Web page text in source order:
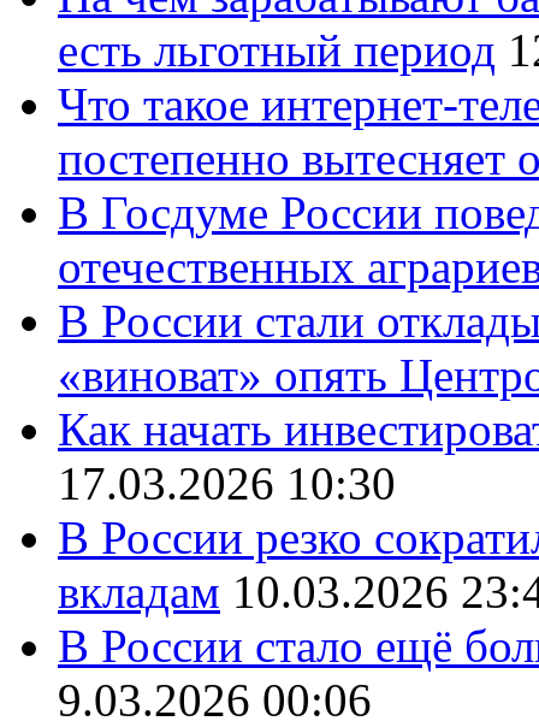
есть льготный период
Что такое интернет-
постепенно вытесняет
В Госдуме России
отечественных
В России стали
«виноват» опять
Как начать
17.03.2026 10:30
В России резко
вкладам 10.03.2026
В России стало ещё
9.03.2026 00:06